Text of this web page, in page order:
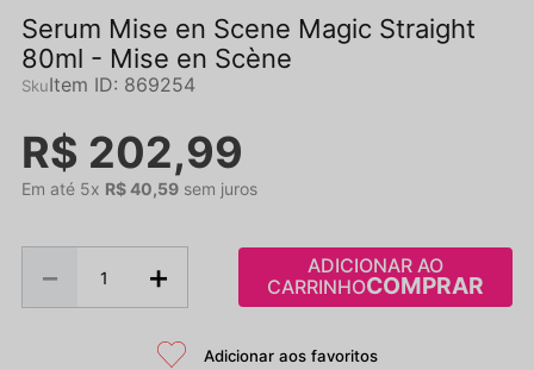
Serum Mise en Scene Magic Straight
80ml - Mise en Scène
Item ID: 869254
R$ 202,99
Em até 5x R$40,59 sem juros
＋
－
ADICIONAR AO
CARRINHO